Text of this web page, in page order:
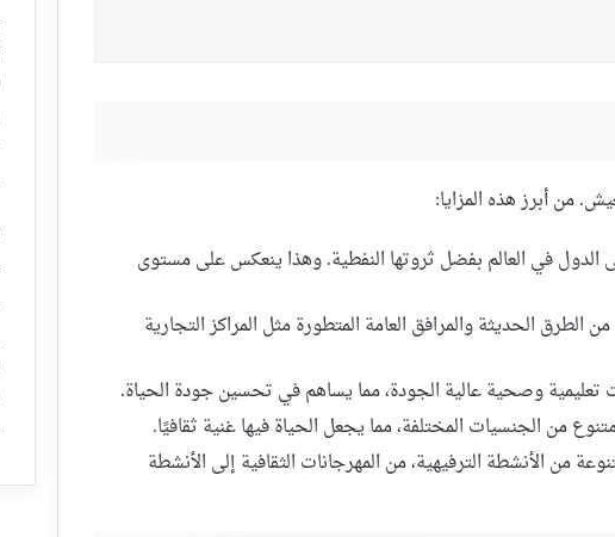
من أبرز هذه المزايا:
الدول في العالم بفضل ثروتها النفطية. وهذا ينعكس على مستوى
الطرق الحديثة والمرافق العامة المتطورة مثل المراكز التجارية
وصحية عالية الجودة، مما يساهم في تحسين جودة الحياة.
من الجنسيات المختلفة، مما يجعل الحياة فيها غنية ثقافيًا.
من الأنشطة الترفيهية، من المهرجانات الثقافية إلى الأنشطة